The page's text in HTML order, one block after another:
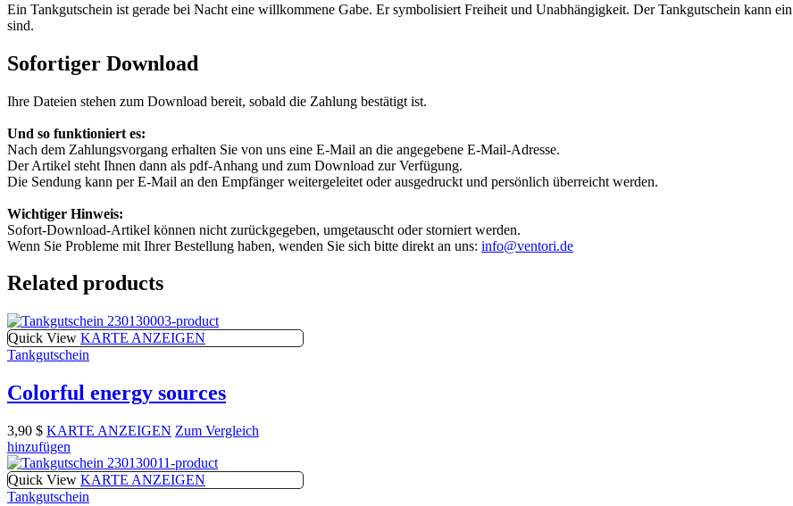
Ein Tankgutschein ist gerade bei Nacht eine willkommene Gabe. Er symbolisiert Freiheit und Unabhängigkeit. Der Tankgutschein kann
sind.
Sofortiger Download
Ihre Dateien stehen zum Download bereit, sobald die Zahlung bestätigt ist.
Und so funktioniert es:
Nach dem Zahlungsvorgang erhalten Sie von uns eine E-Mail an die angegebene E-Mail-Adresse.
Der Artikel steht Ihnen dann als pdf-Anhang und zum Download zur Verfügung.
Die Sendung kann per E-Mail an den Empfänger weitergeleitet oder ausgedruckt und persönlich überreicht werden.
Wichtiger Hinweis:
Sofort-Download-Artikel können nicht zurückgegeben, umgetauscht oder storniert werden.
Wenn Sie Probleme mit Ihrer Bestellung haben, wenden Sie sich bitte direkt an uns: info@ventori.de
Related products
Quick View KARTE ANZEIGEN
Tankgutschein
Colorful energy sources
3,90 $ KARTE ANZEIGEN Zum Vergleich
hinzufügen
Quick View KARTE ANZEIGEN
Tankgutschein